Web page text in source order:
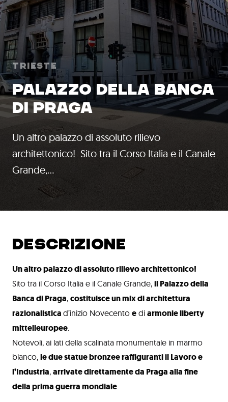
Trieste
PALAZZO DELLA BANCA
DI PRAGA
Un altro palazzo di assoluto rilievo
architettonico! Sito tra il Corso Italia e il Canale
Grande,…
DESCRIZIONE
Un altro palazzo di assoluto rilievo architettonico!
Sito tra il Corso Italia e il Canale Grande, il Palazzo della
Banca di Praga, costituisce un mix di architettura
razionalistica d’inizio Novecento e di armonie liberty
mittelleuropee.
Notevoli, ai lati della scalinata monumentale in marmo
bianco, le due statue bronzee raffiguranti il Lavoro e
l’Industria, arrivate direttamente da Praga alla fine
della prima guerra mondiale.